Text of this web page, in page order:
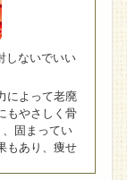
しないでいい
によって老廃
もやさしく骨
固まってい
もあり、痩せ